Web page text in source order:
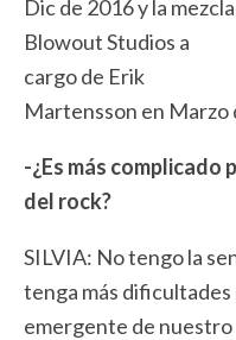
Dic de 2016 y la
Blowout Studios a
cargo de Erik
Martensson en Marzo
-¿Es más complicado
del rock?
SILVIA: No tengo la
tenga más
emergente de